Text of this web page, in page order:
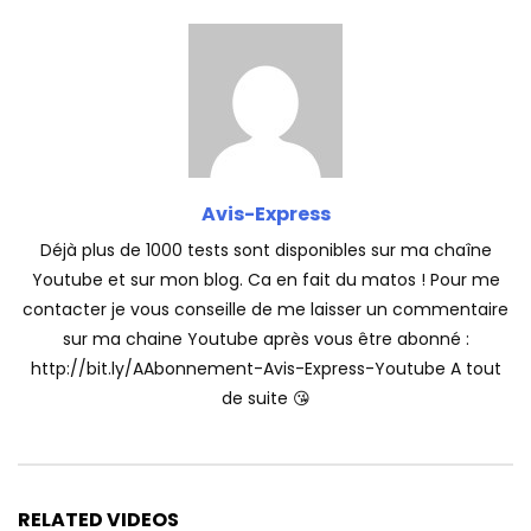
Avis-Express
Déjà plus de 1000 tests sont disponibles sur ma chaîne
Youtube et sur mon blog. Ca en fait du matos ! Pour me
contacter je vous conseille de me laisser un commentaire
sur ma chaine Youtube après vous être abonné :
http://bit.ly/AAbonnement-Avis-Express-Youtube A tout
de suite 😘
RELATED VIDEOS